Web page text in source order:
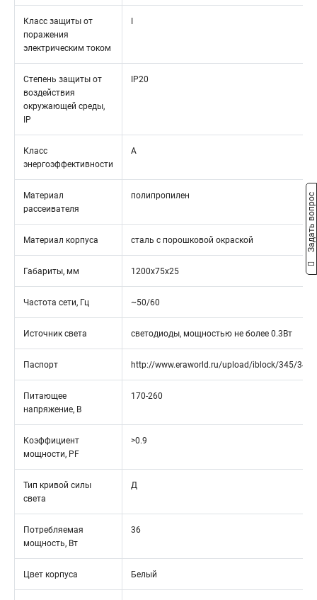
Класс защиты от
поражения
электрическим током
Степень защиты от
воздействия
окружающей среды,
IP
IP20
Класс
энергоэффективности
А
Материал
рассеивателя
полипропилен
Материал корпуса сталь с порошковой окраской
Габариты, мм 1200x75x25
Частота сети, Гц ~50/60
Источник света светодиоды, мощностью не более 0.3Вт
Паспорт http://www.eraworld.ru/upload/iblock/345/
Питающее
напряжение, В
170-260
Коэффициент
мощности, PF
>0.9
Тип кривой силы
света
Д
Потребляемая
мощность, Вт
36
Цвет корпуса Белый
Задать вопрос